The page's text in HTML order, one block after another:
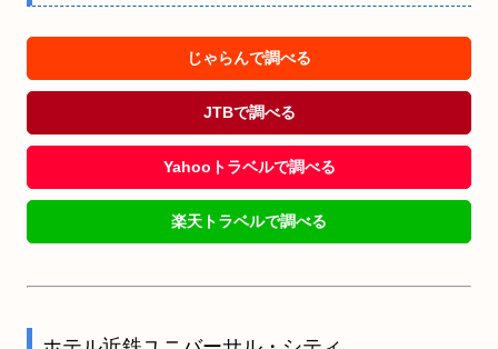
じゃらんで調べる
JTBで調べる
Yahooトラベルで調べる
楽天トラベルで調べる